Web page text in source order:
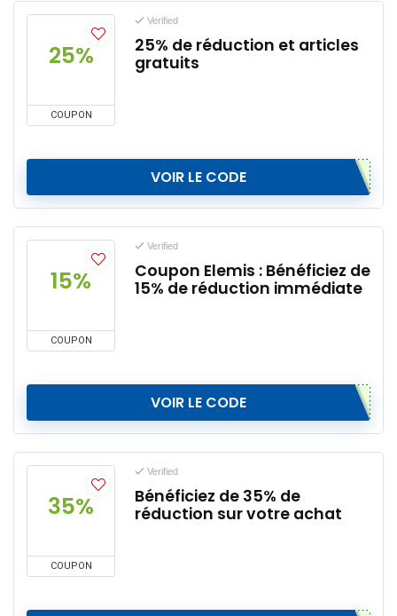
25%
COUPON
Verified
25% de réduction et articles
gratuits
VOIR LE CODE
15%
COUPON
Verified
Coupon Elemis : Bénéficiez de
15% de réduction immédiate
VOIR LE CODE
35%
COUPON
Verified
Bénéficiez de 35% de
réduction sur votre achat